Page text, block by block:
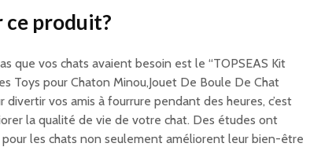
ce produit?
que vos chats avaient besoin est le “TOPSEAS Kit
Toys pour Chaton Minou,Jouet De Boule De Chat
divertir vos amis à fourrure pendant des heures, c’est
la qualité de vie de votre chat. Des études ont
les chats non seulement améliorent leur bien-être